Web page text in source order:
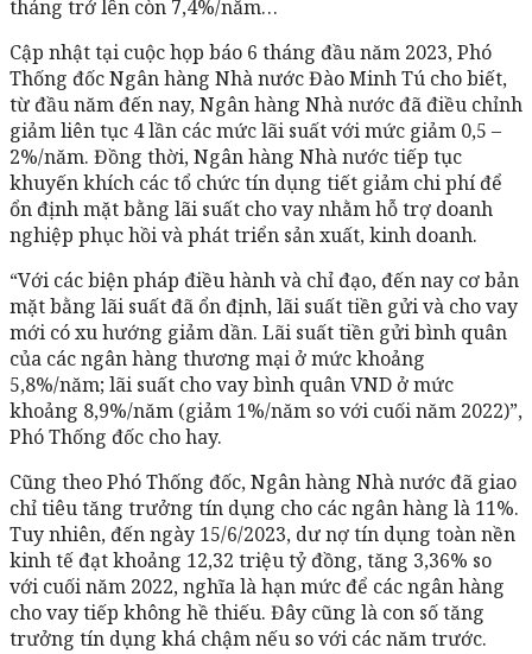
tháng trở lên còn 7,4%/năm…
Cập nhật tại cuộc họp báo 6 tháng đầu năm 2023, Phó
Thống đốc Ngân hàng Nhà nước Đào Minh Tú cho biết,
từ đầu năm đến nay, Ngân hàng Nhà nước đã điều chỉnh
giảm liên tục 4 lần các mức lãi suất với mức giảm 0,5 –
2%/năm. Đồng thời, Ngân hàng Nhà nước tiếp tục
khuyến khích các tổ chức tín dụng tiết giảm chi phí để
ổn định mặt bằng lãi suất cho vay nhằm hỗ trợ doanh
nghiệp phục hồi và phát triển sản xuất, kinh doanh.
“Với các biện pháp điều hành và chỉ đạo, đến nay cơ bản
mặt bằng lãi suất đã ổn định, lãi suất tiền gửi và cho vay
mới có xu hướng giảm dần. Lãi suất tiền gửi bình quân
của các ngân hàng thương mại ở mức khoảng
5,8%/năm; lãi suất cho vay bình quân VND ở mức
khoảng 8,9%/năm (giảm 1%/năm so với cuối năm 2022)”,
Phó Thống đốc cho hay.
Cũng theo Phó Thống đốc, Ngân hàng Nhà nước đã giao
chỉ tiêu tăng trưởng tín dụng cho các ngân hàng là 11%.
Tuy nhiên, đến ngày 15/6/2023, dư nợ tín dụng toàn nền
kinh tế đạt khoảng 12,32 triệu tỷ đồng, tăng 3,36% so
với cuối năm 2022, nghĩa là hạn mức để các ngân hàng
cho vay tiếp không hề thiếu. Đây cũng là con số tăng
trưởng tín dụng khá chậm nếu so với các năm trước.